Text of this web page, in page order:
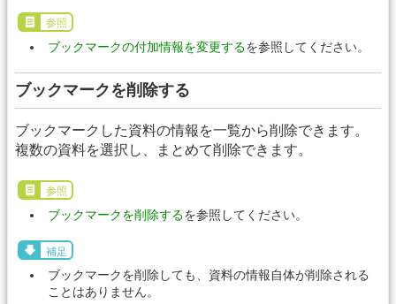
参照
ブックマークの付加情報を変更するを参照してください。
ブックマークを削除する
ブックマークした資料の情報を一覧から削除できます。
複数の資料を選択し、まとめて削除できます。
参照
ブックマークを削除するを参照してください。
補足
ブックマークを削除しても、資料の情報自体が削除される
ことはありません。